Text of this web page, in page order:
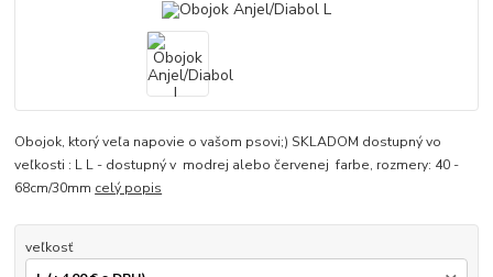
Obojok, ktorý veľa napovie o vašom psovi;) SKLADOM dostupný vo
veľkosti : L L - dostupný v modrej alebo červenej farbe, rozmery: 40 -
68cm/30mm celý popis
veľkosť